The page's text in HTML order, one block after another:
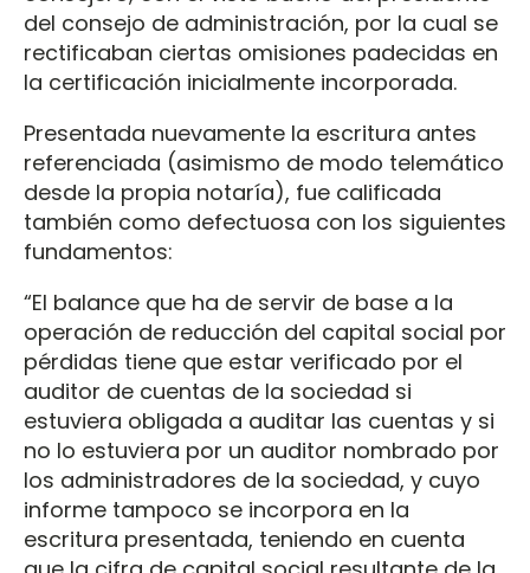
del consejo de administración, por la cual se
rectificaban ciertas omisiones padecidas en
la certificación inicialmente incorporada.
Presentada nuevamente la escritura antes
referenciada (asimismo de modo telemático
desde la propia notaría), fue calificada
también como defectuosa con los siguientes
fundamentos:
“El balance que ha de servir de base a la
operación de reducción del capital social por
pérdidas tiene que estar verificado por el
auditor de cuentas de la sociedad si
estuviera obligada a auditar las cuentas y si
no lo estuviera por un auditor nombrado por
los administradores de la sociedad, y cuyo
informe tampoco se incorpora en la
escritura presentada, teniendo en cuenta